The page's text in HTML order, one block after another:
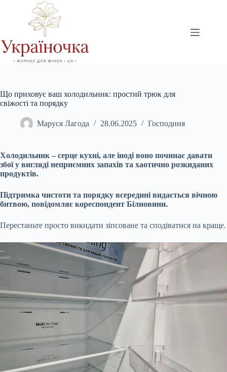
Що приховує ваш холодильник: простий трюк для
свіжості та порядку
Маруся Лагода 28.06.2025 Господиня
Холодильник – серце кухні, але іноді воно починає давати
збої у вигляді неприємних запахів та хаотично розкиданих
продуктів.
Підтримка чистоти та порядку всередині видається вічною
битвою, повідомляє кореспондент Білновини.
Перестаньте просто викидати зіпсоване та сподіватися на краще.